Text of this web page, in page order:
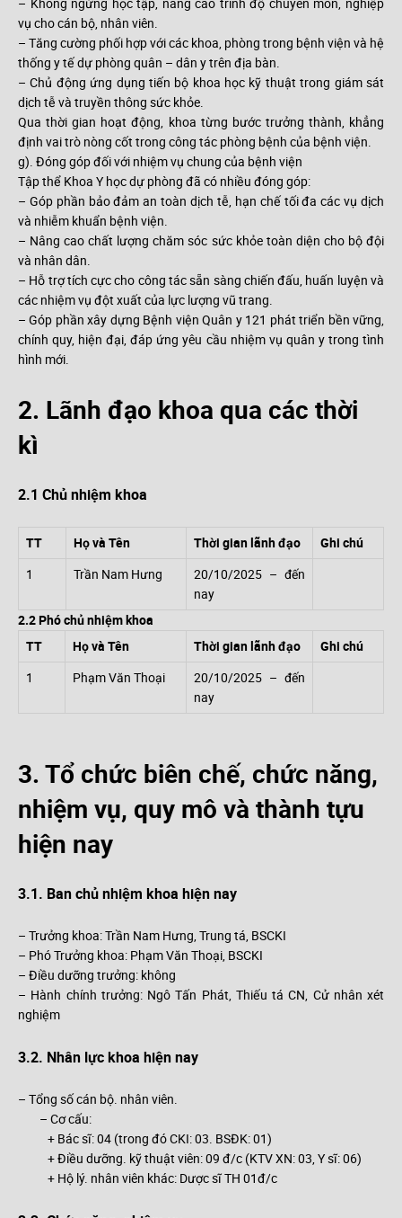
vụ cho cán bộ, nhân viên.
– Tăng cường phối hợp với các khoa, phòng trong bệnh viện và hệ
thống y tế dự phòng quân – dân y trên địa bàn.
– Chủ động ứng dụng tiến bộ khoa học kỹ thuật trong giám sát
dịch tễ và truyền thông sức khỏe.
Qua thời gian hoạt động, khoa từng bước trưởng thành, khẳng
định vai trò nòng cốt trong công tác phòng bệnh của bệnh viện.
g). Đóng góp đối với nhiệm vụ chung của bệnh viện
Tập thể Khoa Y học dự phòng đã có nhiều đóng góp:
– Góp phần bảo đảm an toàn dịch tễ, hạn chế tối đa các vụ dịch
và nhiễm khuẩn bệnh viện.
– Nâng cao chất lượng chăm sóc sức khỏe toàn diện cho bộ đội
và nhân dân.
– Hỗ trợ tích cực cho công tác sẵn sàng chiến đấu, huấn luyện và
các nhiệm vụ đột xuất của lực lượng vũ trang.
– Góp phần xây dựng Bệnh viện Quân y 121 phát triển bền vững,
chính quy, hiện đại, đáp ứng yêu cầu nhiệm vụ quân y trong tình
hình mới.
2. Lãnh đạo khoa qua các thời
kì
2.1 Chủ nhiệm khoa
TT Họ và Tên Thời gian lãnh đạo
Ghi chú
1
Trần Nam Hưng
20/10/2025 – đến
nay
2.2 Phó chủ nhiệm khoa
TT
Họ và Tên Thời gian lãnh đạo
Ghi chú
1
Phạm Văn Thoại
20/10/2025 – đến
nay
3. Tổ chức biên chế, chức năng,
nhiệm vụ, quy mô và thành tựu
hiện nay
3.1. Ban chủ nhiệm khoa hiện nay
– Trưởng khoa: Trần Nam Hưng, Trung tá, BSCKI
– Phó Trưởng khoa: Phạm Văn Thoại, BSCKI
– Điều dưỡng trưởng: không
– Hành chính trưởng: Ngô Tấn Phát, Thiếu tá CN, Cử nhân xét
nghiệm
3.2. Nhân lực khoa hiện nay
– Tổng số cán bộ. nhân viên.
– Cơ cấu:
+ Bác sĩ: 04 (trong đó CKI: 03. BSĐK: 01)
+ Điều dưỡng. kỹ thuật viên: 09 đ/c (KTV XN: 03, Y sĩ: 06)
+ Hộ lý. nhân viên khác: Dược sĩ TH 01đ/c